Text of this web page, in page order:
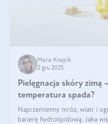
Maria Knapik
2 gru 2025
Pielęgnacja skóry zimą
temperatura spada?
Naprzemienny mróz, wiatr i
barierę hydrolipidową. Jaka